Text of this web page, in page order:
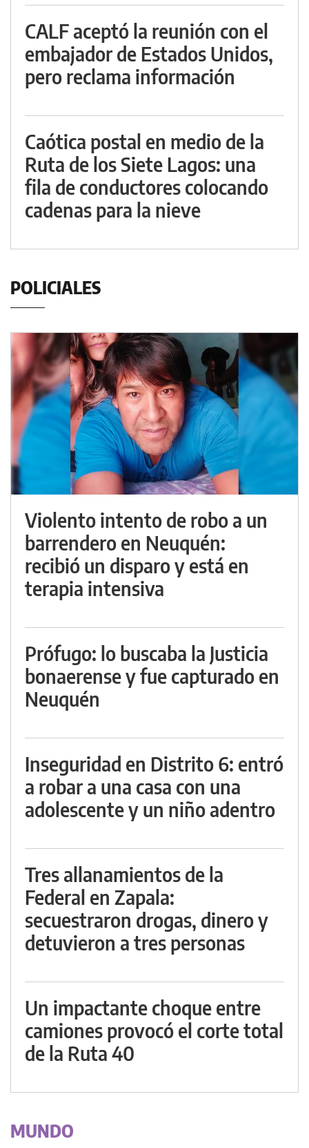
CALF aceptó la reunión con el
embajador de Estados Unidos,
pero reclama información
Caótica postal en medio de la
Ruta de los Siete Lagos: una
fila de conductores colocando
cadenas para la nieve
POLICIALES
Violento intento de robo a un
barrendero en Neuquén:
recibió un disparo y está en
terapia intensiva
Prófugo: lo buscaba la Justicia
bonaerense y fue capturado en
Neuquén
Inseguridad en Distrito 6: entró
a robar a una casa con una
adolescente y un niño adentro
Tres allanamientos de la
Federal en Zapala:
secuestraron drogas, dinero y
detuvieron a tres personas
Un impactante choque entre
camiones provocó el corte total
de la Ruta 40
MUNDO